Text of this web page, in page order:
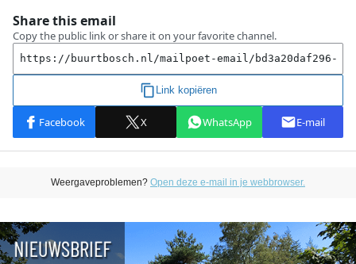
Weergaveproblemen? Open deze e-mail in je webbrowser.